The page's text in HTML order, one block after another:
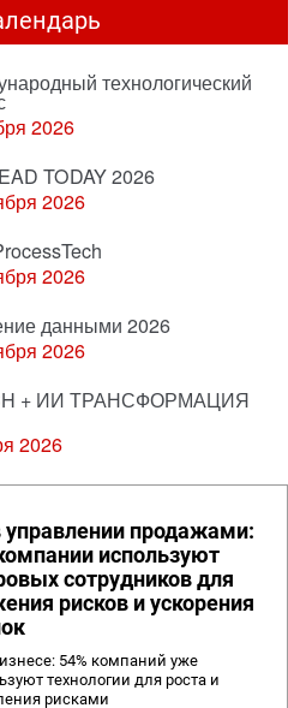
технологический
2026
TODAY 2026
2026
2026
данными 2026
2026
+ ИИ ТРАНСФОРМАЦИЯ
2026
продажами:
используют
сотрудников для
рисков и ускорения
54% компаний уже
технологии для роста и
рисками